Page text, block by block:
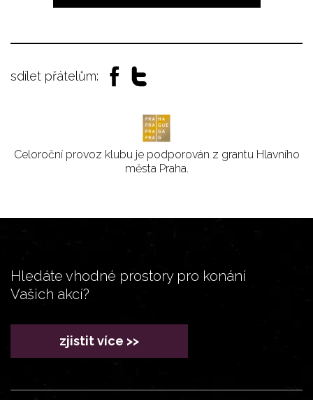
sdílet přátelům:
Celoroční provoz klubu je podporován z grantu Hlavního
města Praha.
Hledáte vhodné prostory pro konání
Vašich akcí?
zjistit více >>